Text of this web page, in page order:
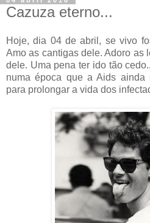
Cazuza eterno...
Hoje, dia 04 de abril, se vivo
Amo as cantigas dele. Adoro as
dele. Uma pena ter ido tão
numa época que a Aids ainda
para prolongar a vida dos